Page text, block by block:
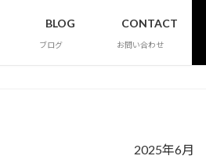
BLOG
ブログ
CONTACT
お問い合わせ
2025年6月